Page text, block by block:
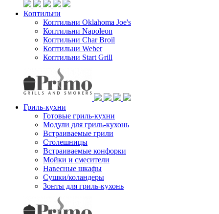
Коптильни
Коптильни Oklahoma Joe's
Коптильни Napoleon
Коптильни Char Broil
Коптильни Weber
Коптильни Start Grill
Гриль-кухни
Готовые гриль-кухни
Модули для гриль-кухонь
Встраиваемые грили
Столешницы
Встраиваемые конфорки
Мойки и смесители
Навесные шкафы
Сушки/коландеры
Зонты для гриль-кухонь